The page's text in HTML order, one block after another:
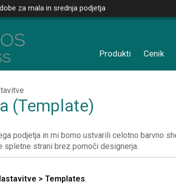
za mala in srednja podjetja
Produkti Cenik
(Template)
podjetja in mi bomo ustvarili celotno barvno
spletne strani brez pomoči designerja.
> Templates.